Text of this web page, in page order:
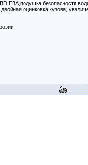
безопасности
оцинковка кузова,